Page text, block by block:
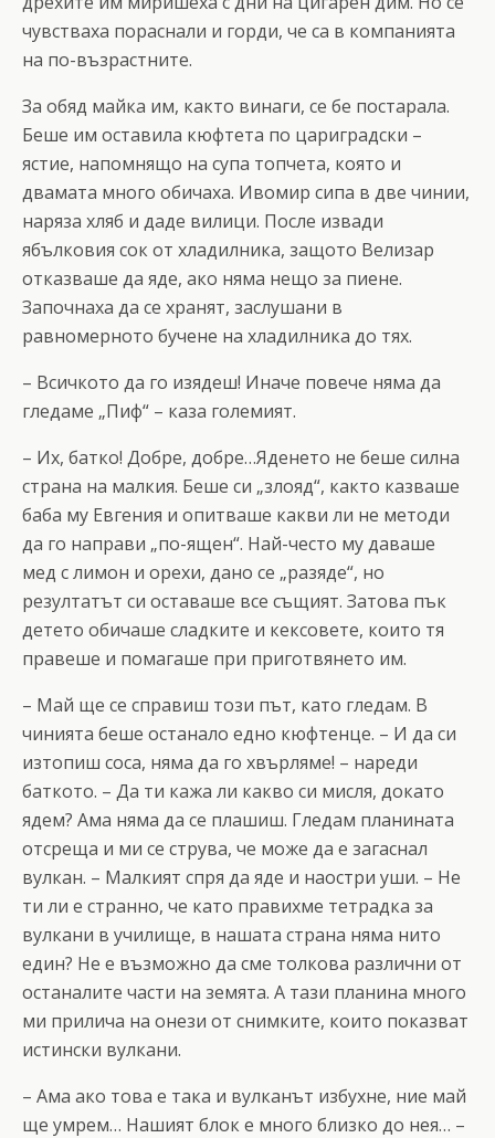
чувстваха пораснали и горди, че са в компанията
на по-възрастните.
За обяд майка им, както винаги, се бе постарала.
Беше им оставила кюфтета по цариградски –
ястие, напомнящо на супа топчета, която и
двамата много обичаха. Ивомир сипа в две чинии,
наряза хляб и даде вилици. После извади
ябълковия сок от хладилника, защото Велизар
отказваше да яде, ако няма нещо за пиене.
Започнаха да се хранят, заслушани в
равномерното бучене на хладилника до тях.
– Всичкото да го изядеш! Иначе повече няма да
гледаме „Пиф“ – каза големият.
– Их, батко! Добре, добре…Яденето не беше силна
страна на малкия. Беше си „злояд“, както казваше
баба му Евгения и опитваше какви ли не методи
да го направи „по-ящен“. Най-често му даваше
мед с лимон и орехи, дано се „разяде“, но
резултатът си оставаше все същият. Затова пък
детето обичаше сладките и кексовете, които тя
правеше и помагаше при приготвянето им.
– Май ще се справиш този път, като гледам. В
чинията беше останало едно кюфтенце. – И да си
изтопиш соса, няма да го хвърляме! – нареди
баткото. – Да ти кажа ли какво си мисля, докато
ядем? Ама няма да се плашиш. Гледам планината
отсреща и ми се струва, че може да е загаснал
вулкан. – Малкият спря да яде и наостри уши. – Не
ти ли е странно, че като правихме тетрадка за
вулкани в училище, в нашата страна няма нито
един? Не е възможно да сме толкова различни от
останалите части на земята. А тази планина много
ми прилича на онези от снимките, които показват
истински вулкани.
– Ама ако това е така и вулканът избухне, ние май
ще умрем… Нашият блок е много близко до нея… –